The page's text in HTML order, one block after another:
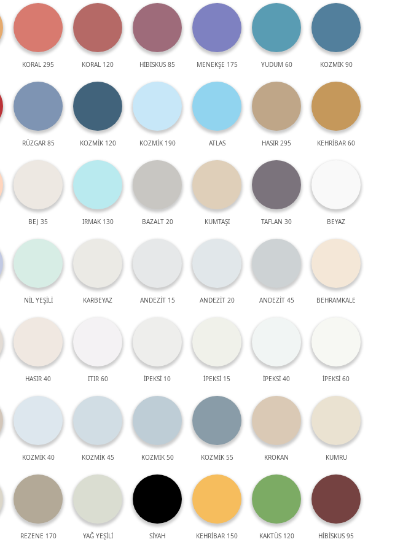
KORAL 295 KORAL 120 HİBİSKUS 85 MENEKŞE 175 YUDUM 60 KOZMİK 90
RÜZGAR 85 KOZMİK 120 KOZMİK 190 ATLAS HASIR 295 KEHRİBAR 60
BEJ 35 IRMAK 130 BAZALT 20 KUMTAŞI TAFLAN 30 BEYAZ
NİL YEŞİLİ KARBEYAZ ANDEZİT 15 ANDEZİT 20 ANDEZİT 45 BEHRAMKALE
HASIR 40 ITIR 60 İPEKSİ 10 İPEKSİ 15 İPEKSİ 40 İPEKSİ 60
KOZMİK 40 KOZMİK 45 KOZMİK 50 KOZMİK 55 KROKAN KUMRU
REZENE 170 YAĞ YEŞİLİ SİYAH KEHRİBAR 150 KAKTÜS 120 HİBİSKUS 95